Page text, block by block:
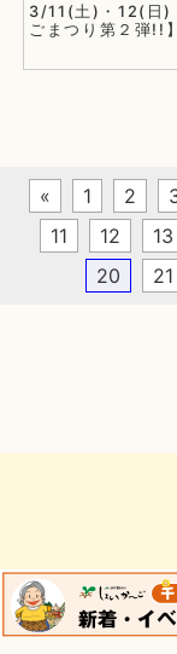
3/11(土)・12(日
ごまつり第２弾!!】
« 1 2
11
12 13
20
21